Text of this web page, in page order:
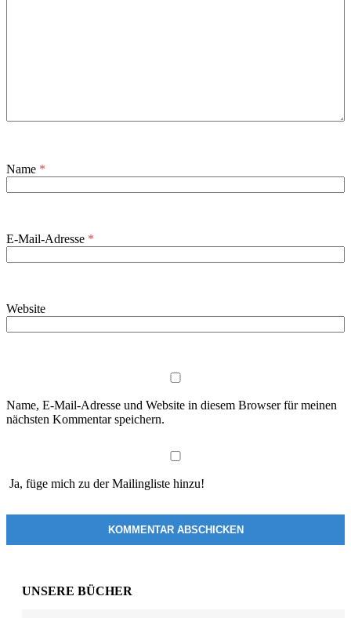
Name *
E-Mail-Adresse *
Website
Name, E-Mail-Adresse und Website in diesem Browser für meinen
nächsten Kommentar speichern.
Ja, füge mich zu der Mailingliste hinzu!
UNSERE BÜCHER